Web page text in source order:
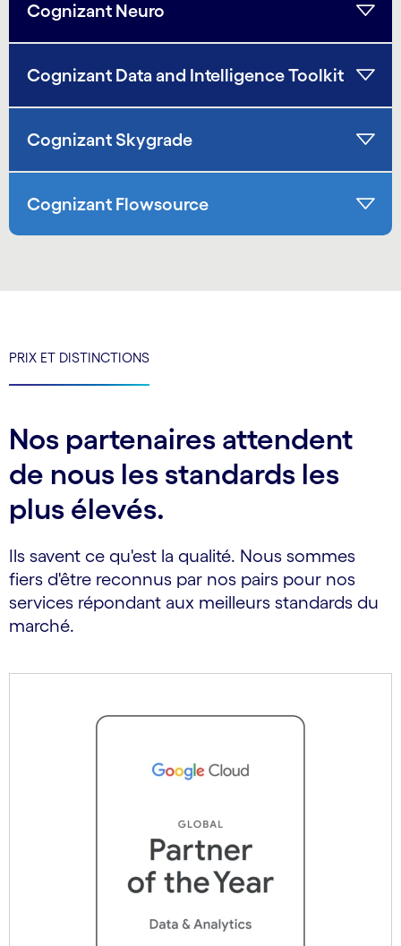
Cognizant Neuro
Cognizant Data and Intelligence Toolkit
Cognizant Skygrade
Cognizant Flowsource
PRIX ET DISTINCTIONS
Nos partenaires attendent
de nous les standards les
plus élevés.
Ils savent ce qu'est la qualité. Nous sommes
fiers d'être reconnus par nos pairs pour nos
services répondant aux meilleurs standards du
marché.